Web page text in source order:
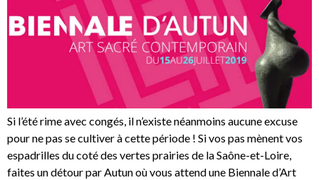
Si l’été rime avec congés, il n’existe néanmoins aucune excuse
pour ne pas se cultiver à cette période ! Si vos pas mènent vos
espadrilles du coté des vertes prairies de la Saône-et-Loire,
faites un détour par Autun où vous attend une Biennale d’Art